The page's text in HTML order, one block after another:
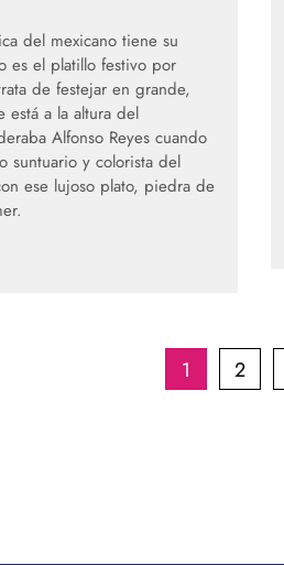
del mexicano tiene su
es el platillo festivo por
de festejar en grande,
está a la altura del
Alfonso Reyes cuando
suntuario y colorista del
ese lujoso plato, piedra de
1 2